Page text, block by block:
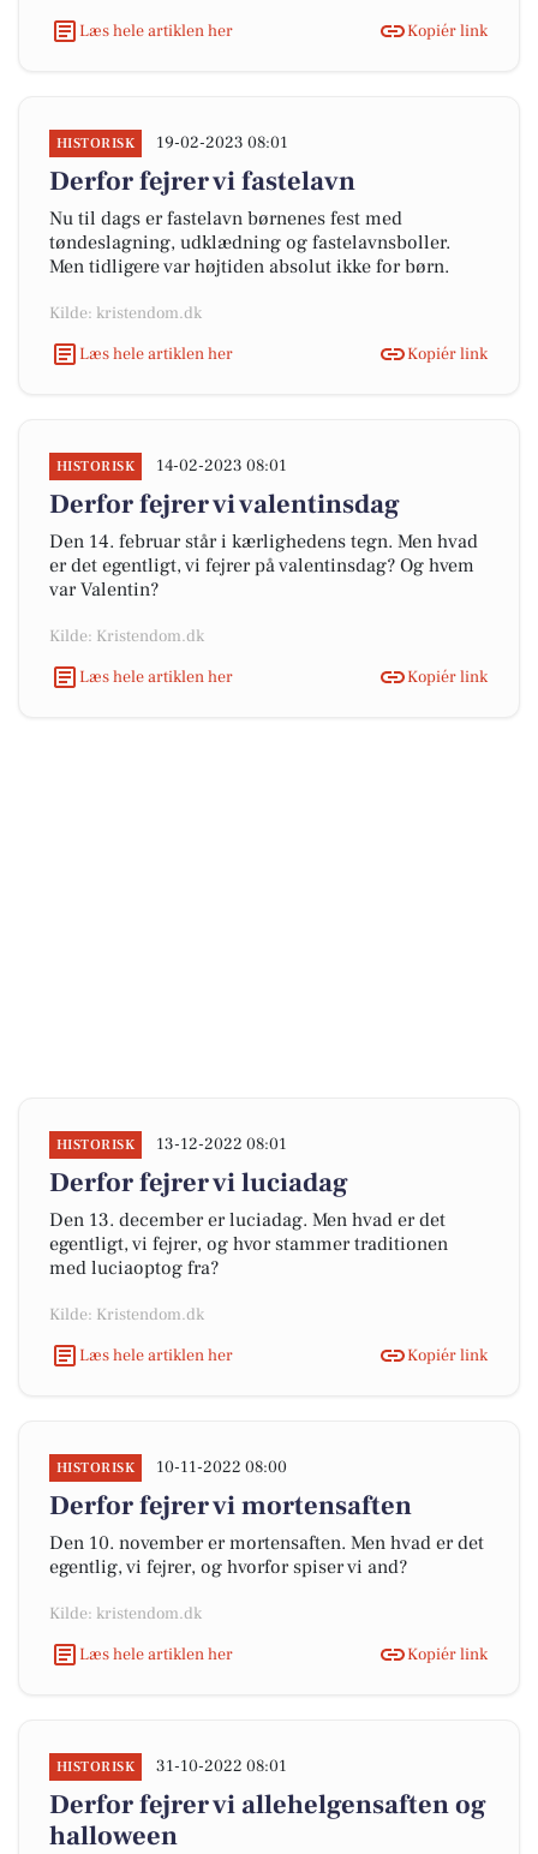
Læs hele artiklen her
Kopiér link
HISTORISK 19-02-2023 08:01
Derfor fejrer vi fastelavn
Nu til dags er fastelavn børnenes fest med
tøndeslagning, udklædning og fastelavnsboller.
Men tidligere var højtiden absolut ikke for børn.
Kilde: kristendom.dk
Læs hele artiklen her
Kopiér link
HISTORISK 14-02-2023 08:01
Derfor fejrer vi valentinsdag
Den 14. februar står i kærlighedens tegn. Men hvad
er det egentligt, vi fejrer på valentinsdag? Og hvem
var Valentin?
Kilde: Kristendom.dk
Læs hele artiklen her
Kopiér link
HISTORISK 13-12-2022 08:01
Derfor fejrer vi luciadag
Den 13. december er luciadag. Men hvad er det
egentligt, vi fejrer, og hvor stammer traditionen
med luciaoptog fra?
Kilde: Kristendom.dk
Læs hele artiklen her
Kopiér link
HISTORISK 10-11-2022 08:00
Derfor fejrer vi mortensaften
Den 10. november er mortensaften. Men hvad er det
egentlig, vi fejrer, og hvorfor spiser vi and?
Kilde: kristendom.dk
Læs hele artiklen her
Kopiér link
HISTORISK 31-10-2022 08:01
Derfor fejrer vi allehelgensaften og
halloween